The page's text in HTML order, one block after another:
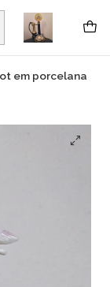
em Viana do
em porcelana